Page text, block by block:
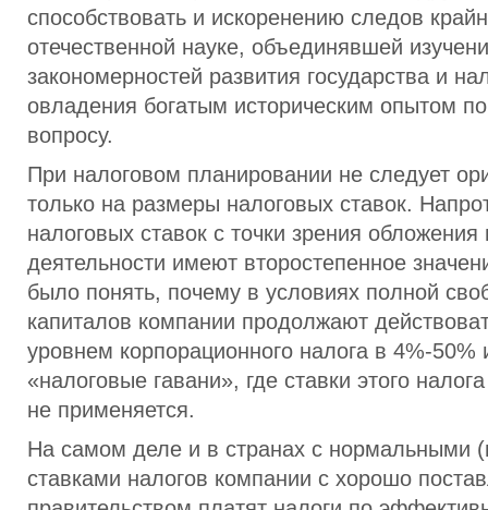
способствовать и искоренению следов
отечественной науке, объединявшей
закономерностей развития государства и
овладения богатым историческим опытом
вопросу.
При налоговом планировании не следует
только на размеры налоговых ставок.
налоговых ставок с точки зрения обложения
деятельности имеют второстепенное
было понять, почему в условиях полной
капиталов компании продолжают
уровнем корпорационного налога в 4%-
«налоговые гавани», где ставки этого
не применяется.
На самом деле и в странах с нормальными
ставками налогов компании с хорошо